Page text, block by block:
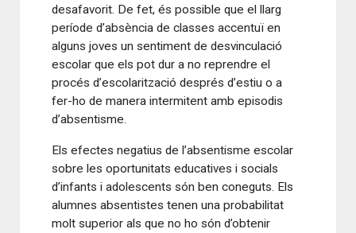
desafavorit. De fet, és possible que el llarg
període d’absència de classes accentuï en
alguns joves un sentiment de desvinculació
escolar que els pot dur a no reprendre el
procés d’escolarització després d’estiu o a
fer-ho de manera intermitent amb episodis
d’absentisme.
Els efectes negatius de l’absentisme escolar
sobre les oportunitats educatives i socials
d’infants i adolescents són ben coneguts. Els
alumnes absentistes tenen una probabilitat
molt superior als que no ho són d’obtenir